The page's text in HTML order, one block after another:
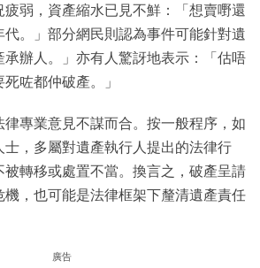
疲弱，資產縮水已見不鮮：「想賣嘢還
。」部分網民則認為事件可能針對遺
承辦人。」亦有人驚訝地表示：「估唔
咗都仲破產。」
專業意見不謀而合。按一般程序，如
士，多屬對遺產執行人提出的法律行
被轉移或處置不當。換言之，破產呈請
機，也可能是法律框架下釐清遺產責任
廣告